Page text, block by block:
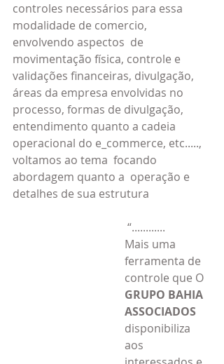
controles necessários para essa
modalidade de comercio,
envolvendo aspectos  de
movimentação física, controle e
validações financeiras, divulgação,
áreas da empresa envolvidas no
processo, formas de divulgação,
entendimento quanto a cadeia
operacional do e_commerce, etc.....,
voltamos ao tema  focando
abordagem quanto a  operação e
detalhes de sua estrutura
“............
Mais uma
ferramenta de
controle que O
GRUPO BAHIA
ASSOCIADOS
disponibiliza
aos